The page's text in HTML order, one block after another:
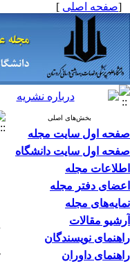
[صفحه اصلی ]
بخش‌های اصلی
صفحه اول سایت مجله
صفحه اول سایت دانشگاه
اطلاعات مجله
اعضای دفتر مجله
نمایه‌های مجله
آرشیو مقالات
راهنمای نویسندگان
راهنمای داوران